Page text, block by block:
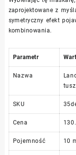
zaprojektowane z
symetryczny efekt
kombinowania.
Parametr
Nazwa
SKU
Cena
Pojemność 10